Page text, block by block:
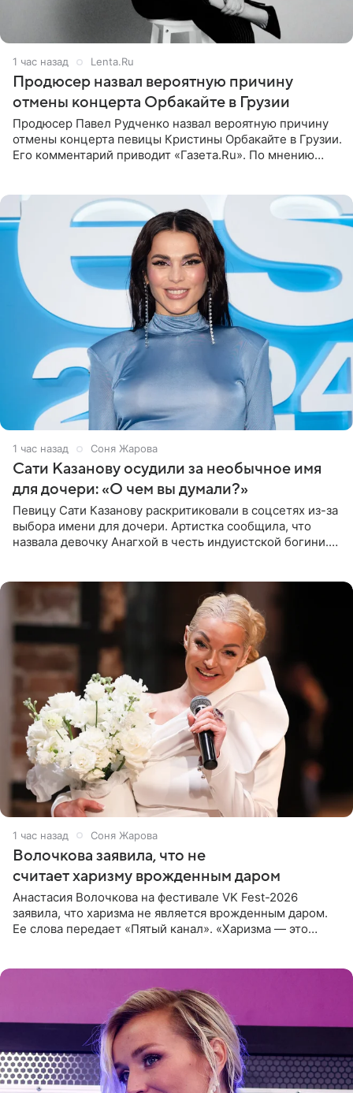
1 час назад Lenta.Ru
Продюсер назвал вероятную причину
отмены концерта Орбакайте в Грузии
Продюсер Павел Рудченко назвал вероятную причину
отмены концерта певицы Кристины Орбакайте в Грузии.
Его комментарий приводит «Газета.Ru». По мнению
1 час назад Соня Жарова
Сати Казанову осудили за необычное имя
для дочери: «О чем вы думали?»
Певицу Сати Казанову раскритиковали в соцсетях из-за
выбора имени для дочери. Артистка сообщила, что
назвала девочку Анагхой в честь индуистской богини.
1 час назад Соня Жарова
Волочкова заявила, что не
считает харизму врожденным даром
Анастасия Волочкова на фестивале VK Fest-2026
заявила, что харизма не является врожденным даром.
Ее слова передает «Пятый канал». «Харизма — это